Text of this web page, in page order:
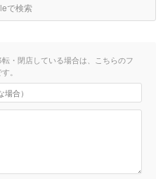
で検索
・閉店している場合は、こちらのフ
。